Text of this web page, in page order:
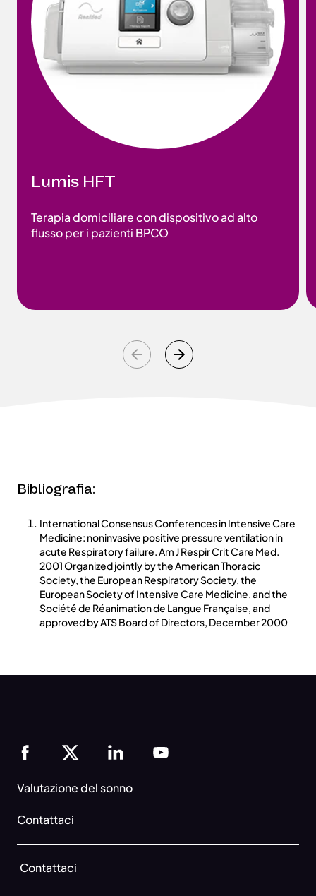
Lumis HFT
Terapia domiciliare con dispositivo ad alto
flusso per i pazienti BPCO
Bibliografia:
International Consensus Conferences in Intensive Care
Medicine: noninvasive positive pressure ventilation in
acute Respiratory failure. Am J Respir Crit Care Med.
2001 Organized jointly by the American Thoracic
Society, the European Respiratory Society, the
European Society of Intensive Care Medicine, and the
Société de Réanimation de Langue Française, and
approved by ATS Board of Directors, December 2000
Valutazione del sonno
Contattaci
Contattaci